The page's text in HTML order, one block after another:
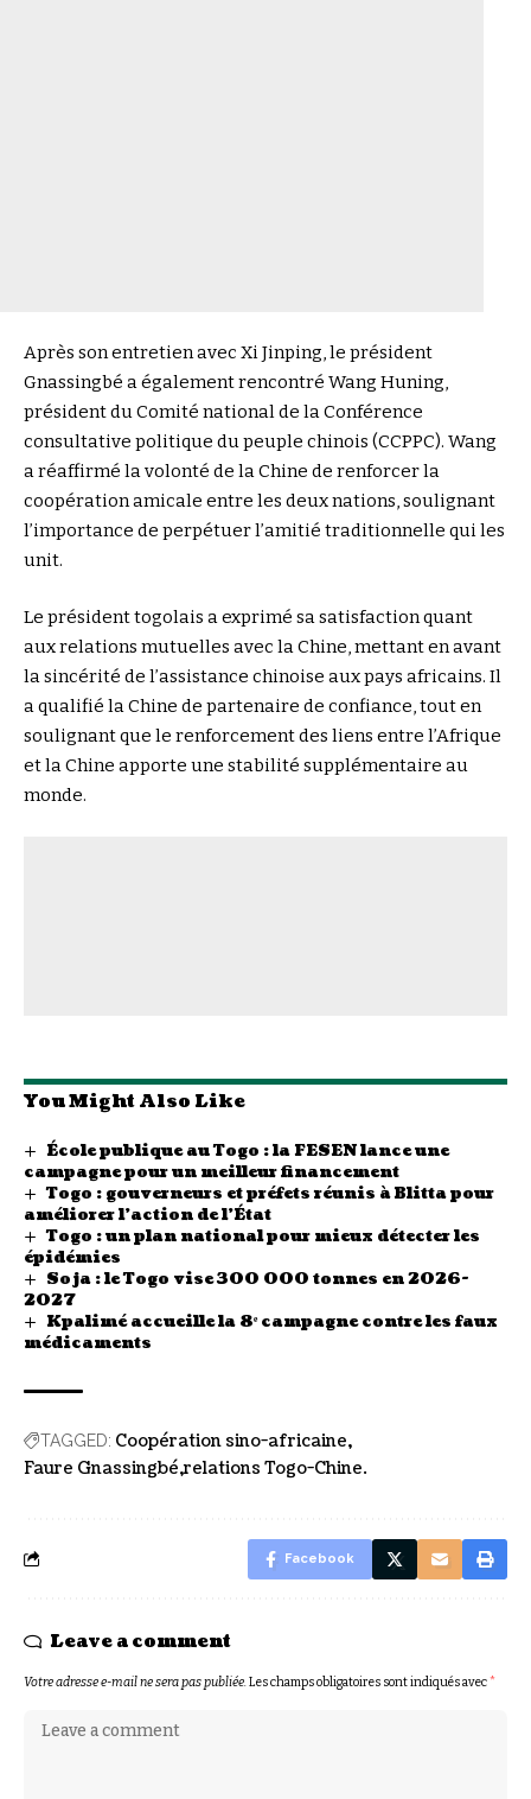
Après son entretien avec Xi Jinping, le président
Gnassingbé a également rencontré Wang Huning,
président du Comité national de la Conférence
consultative politique du peuple chinois (CCPPC). Wang
a réaffirmé la volonté de la Chine de renforcer la
coopération amicale entre les deux nations, soulignant
l’importance de perpétuer l’amitié traditionnelle qui les
unit.
Le président togolais a exprimé sa satisfaction quant
aux relations mutuelles avec la Chine, mettant en avant
la sincérité de l’assistance chinoise aux pays africains. Il
a qualifié la Chine de partenaire de confiance, tout en
soulignant que le renforcement des liens entre l’Afrique
et la Chine apporte une stabilité supplémentaire au
monde.
You Might Also Like
École publique au Togo : la FESEN lance une
campagne pour un meilleur financement
Togo : gouverneurs et préfets réunis à Blitta pour
améliorer l’action de l’État
Togo : un plan national pour mieux détecter les
épidémies
Soja : le Togo vise 300 000 tonnes en 2026-
2027
Kpalimé accueille la 8ᵉ campagne contre les faux
médicaments
TAGGED: Coopération sino-africaine
Faure Gnassingbé relations Togo-Chine.
Facebook
Leave a comment
Votre adresse e-mail ne sera pas publiée.Les champs obligatoires sont indiqués avec*